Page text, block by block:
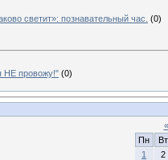
светит»: познавательный час. (0)
НЕ провожу!" (0)
«
Пн
Вт
1
2